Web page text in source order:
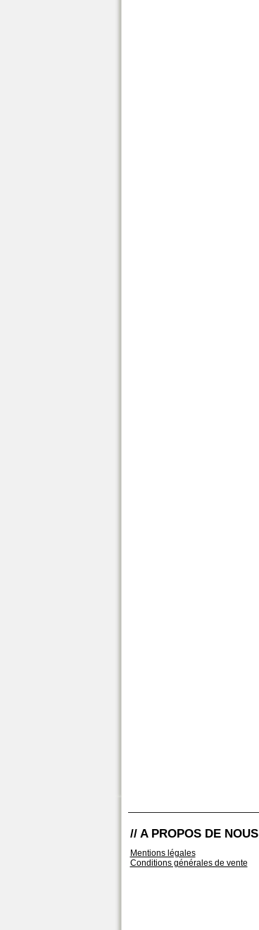
// A PROPOS DE NOUS
Mentions légales
Conditions générales de vente